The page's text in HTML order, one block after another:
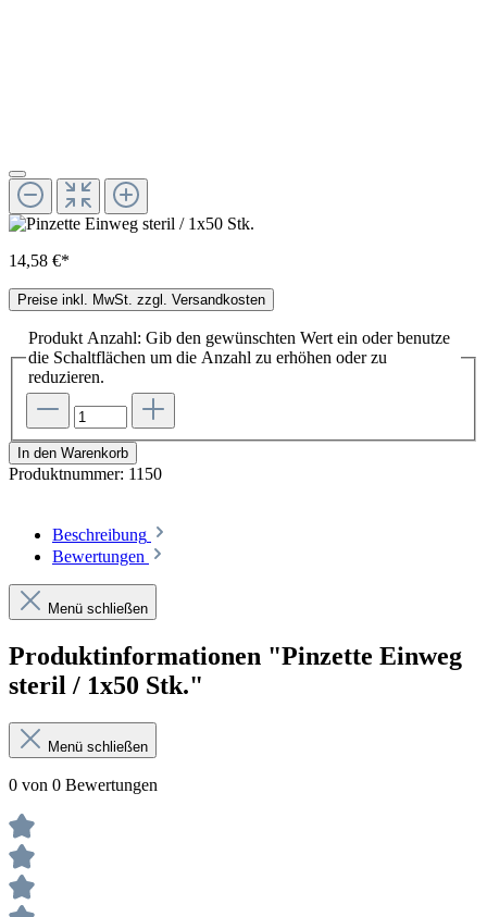
14,58 €*
Preise inkl. MwSt. zzgl. Versandkosten
Produkt Anzahl: Gib den gewünschten Wert ein oder benutze
die Schaltflächen um die Anzahl zu erhöhen oder zu
reduzieren.
In den Warenkorb
Produktnummer: 1150
Beschreibung
Bewertungen
Menü schließen
Produktinformationen "Pinzette Einweg
steril / 1x50 Stk."
Menü schließen
0 von 0 Bewertungen